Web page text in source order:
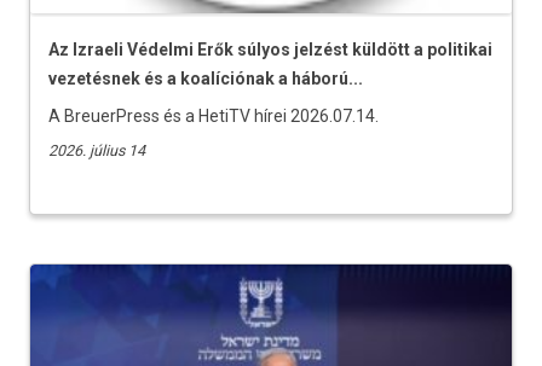
Az Izraeli Védelmi Erők súlyos jelzést küldött a politikai
vezetésnek és a koalíciónak a háború...
A BreuerPress és a HetiTV hírei 2026.07.14.
2026. július 14